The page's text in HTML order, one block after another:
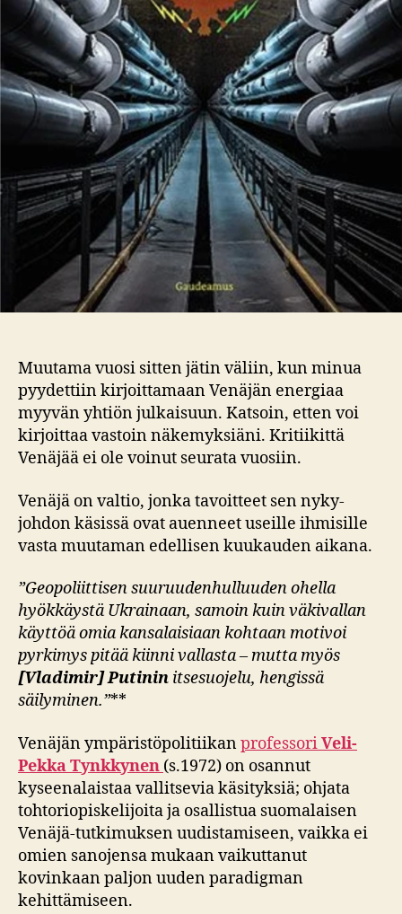
Muutama vuosi sitten jätin väliin, kun minua
pyydettiin kirjoittamaan Venäjän energiaa
myyvän yhtiön julkaisuun. Katsoin, etten voi
kirjoittaa vastoin näkemyksiäni. Kritiikittä
Venäjää ei ole voinut seurata vuosiin.
Venäjä on valtio, jonka tavoitteet sen nyky-
johdon käsissä ovat auenneet useille ihmisille
vasta muutaman edellisen kuukauden aikana.
”Geopoliittisen suuruudenhulluuden ohella
hyökkäystä Ukrainaan, samoin kuin väkivallan
käyttöä omia kansalaisiaan kohtaan motivoi
pyrkimys pitää kiinni vallasta – mutta myös
[Vladimir]Putinin itsesuojelu, hengissä
säilyminen.”**
Venäjän ympäristöpolitiikanprofessoriVeli-
Pekka Tynkkynen (s.1972) on osannut
kyseenalaistaa vallitsevia käsityksiä; ohjata
tohtoriopiskelijoita ja osallistua suomalaisen
Venäjä-tutkimuksen uudistamiseen, vaikka ei
omien sanojensa mukaan vaikuttanut
kovinkaan paljon uuden paradigman
kehittämiseen.